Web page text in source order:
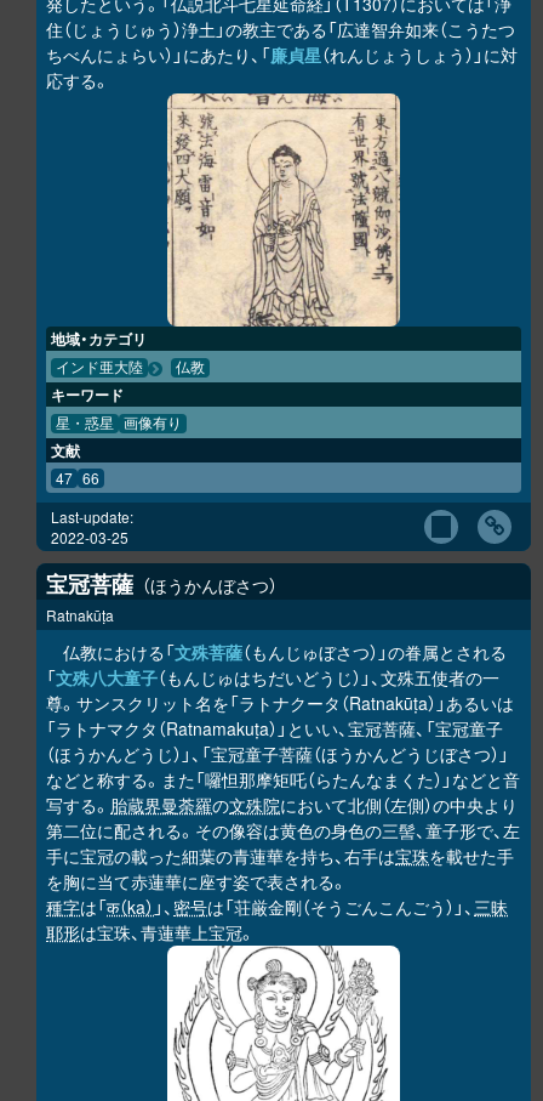
住（じょうじゅう）浄土」の教主である「広達智弁如来（こうたつ
ちべんにょらい）」にあたり、「廉貞星（れんじょうしょう）」に対
応する。
地域・カテゴリ
インド亜大陸 仏教
キーワード
星・惑星 画像有り
文献
47 66
Last-update:
2022-03-25
宝冠菩薩 ほうかんぼさつ
Ratnakūṭa
仏教における「文殊菩薩（もんじゅぼさつ）」の眷属とされる
「文殊八大童子（もんじゅはちだいどうじ）」、文殊五使者の一
尊。サンスクリット名を「ラトナクータ（Ratnakūṭa）」あるいは
「ラトナマクタ（Ratnamakuṭa）」といい、宝冠菩薩、「宝冠童子
（ほうかんどうじ）」、「宝冠童子菩薩（ほうかんどうじぼさつ）」
などと称する。また「囉怛那摩矩吒（らたんなまくた）」などと音
写する。 胎蔵界曼荼羅の文殊院において北側（左側）の中央より
第二位に配される。その像容は黄色の身色の三髻、童子形で、左
手に宝冠の載った細葉の青蓮華を持ち、右手は宝珠を載せた手
を胸に当て赤蓮華に座す姿で表される。
種字は「क（ka） 」、 密号は「荘厳金剛（そうごんこんごう）」、三昧
耶形は宝珠、青蓮華上宝冠。